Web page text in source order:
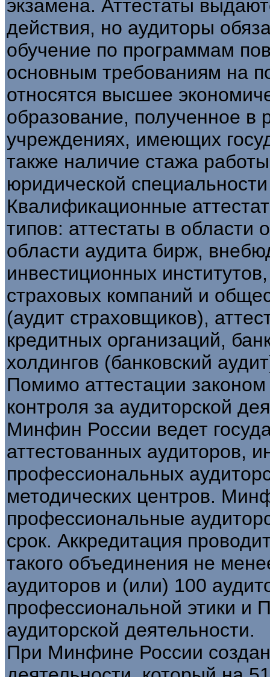
экзамена. Аттестаты
действия, но аудиторы
обучение по программам
основным требованиям на
относятся высшее
образование, полученное в
учреждениях, имеющих
также наличие стажа
юридической
Квалификационные
типов: аттестаты в области
области аудита бирж,
инвестиционных
страховых компаний и
(аудит страховщиков),
кредитных организаций,
холдингов (банковский
Помимо аттестации
контроля за аудиторской
Минфин России ведет
аттестованных аудиторов,
профессиональных
методических центров.
профессиональные
срок. Аккредитация
такого объединения не
аудиторов и (или) 100
профессиональной этики и
аудиторской деятельности.
При Минфине России